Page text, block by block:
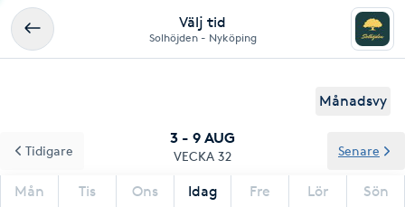
Välj tid
Solhöjden - Nyköping
Månadsvy
3 - 9 AUG
VECKA 32
Mån Tis Ons Idag Fre Lör Sön
Tidigare Senare